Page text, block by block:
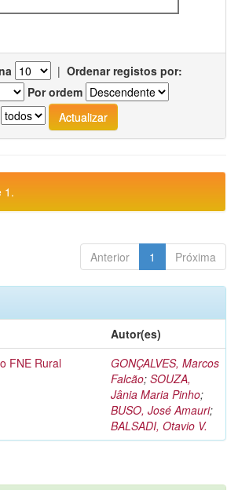
| Ordenar registos por:
Por ordem
1.
Anterior 1 Próxima
Autor(es)
FNE Rural
GONÇALVES, Marcos
Falcão; SOUZA,
Jânia Maria Pinho;
BUSO, José Amauri;
BALSADI, Otavio V.